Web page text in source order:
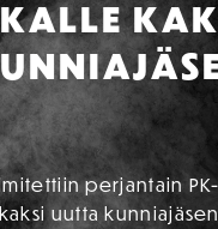
perjantain
uutta